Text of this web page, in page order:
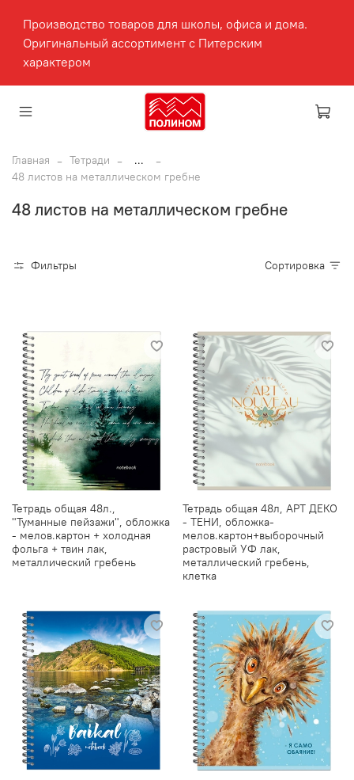
Производство товаров для школы, офиса и дома.
Оригинальный ассортимент с Питерским
характером
Главная Тетради
...
48 листов на металлическом гребне
48 листов на металлическом гребне
Фильтры Сортировка
Тетрадь общая 48л.,
"Туманные пейзажи", обложка
- мелов.картон + холодная
фольга + твин лак,
металлический гребень
Тетрадь общая 48л, АРТ ДЕКО
- ТЕНИ, обложка-
мелов.картон+выборочный
растровый УФ лак,
металлический гребень,
клетка